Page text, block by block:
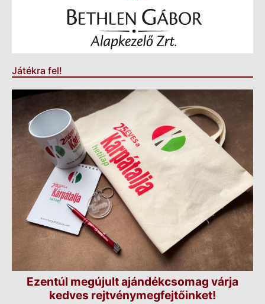
Játékra fel!
Ezentúl megújult ajándékcsomag várja
kedves rejtvénymegfejtőinket!